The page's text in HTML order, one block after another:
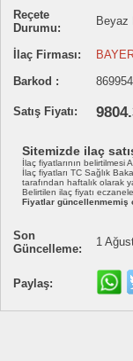
Reçete
Durumu:
Beyaz
İlaç Firması:
Barkod :
Satış Fiyatı:
Sitemizde ilaç
İlaç fiyatlarının belirtilmesi
İlaç fiyatları TC Sağlık
tarafından haftalık olarak
Belirtilen ilaç fiyatı
Fiyatlar güncellenmemiş
Son
Güncelleme:
1
Paylaş: